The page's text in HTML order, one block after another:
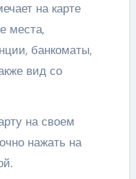
на карте
места,
банкоматы,
вид со
на своем
нажать на